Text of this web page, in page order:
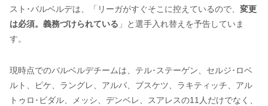
スト･バルベルデは、「リーガがすぐそこに控えているので、 変更
は必須。義務づけられている 」と選手入れ替えを予告していま
す。
現時点でのバルベルデチームは、テル･ステーゲン、セルジ･ロベ
ルト、ピケ、ラングレ、アルバ、ブスケツ、ラキティッチ、アル
トゥロ･ビダル、メッシ、デンベレ、スアレスの11人だけでなく、